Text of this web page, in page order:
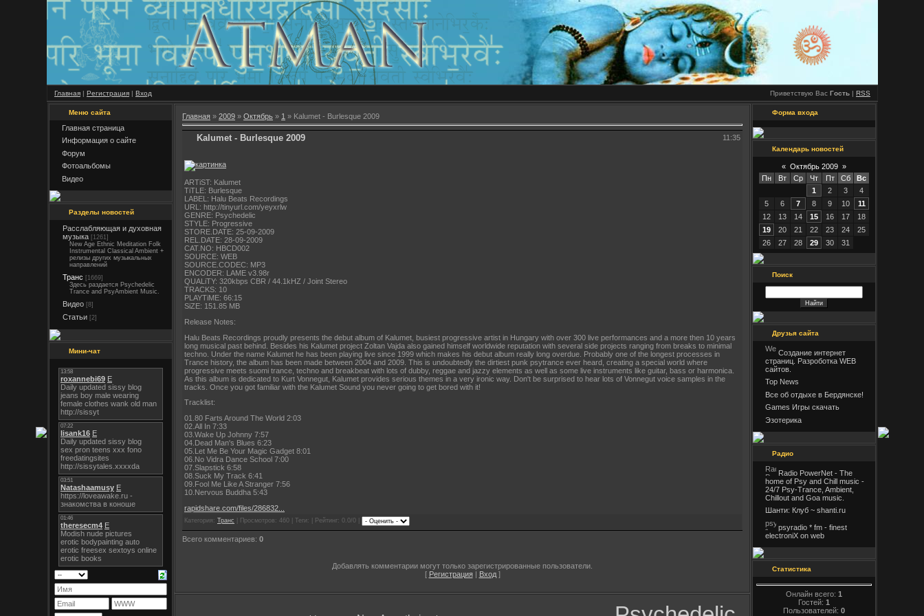
Главная | Регистрация | Вход Приветствую Вас Гость | RSS
Меню сайта
Главная страница
Информация о сайте
Форум
Фотоальбомы
Видео
Разделы новостей
Расслабляющая и духовная
музыка [1261]
New Age Ethnic Meditation Folk
Instrumental Classical Ambient +
релизы других музыкальных
направлений
Транс [1669]
Здесь раздается Psychedelic
Trance and PsyAmbient Music.
Видео [8]
Статьи [2]
Мини-чат
Главная » 2009 » Октябрь » 1 » Kalumet - Burlesque 2009
Kalumet - Burlesque 2009 11:35
ARTiST: Kalumet
TiTLE: Burlesque
LABEL: Halu Beats Recordings
URL: http://tinyurl.com/yeyxrlw
GENRE: Psychedelic
STYLE: Progressive
STORE.DATE: 25-09-2009
REL.DATE: 28-09-2009
CAT.NO: HBCD002
SOURCE: WEB
SOURCE.CODEC: MP3
ENCODER: LAME v3.98r
QUALiTY: 320kbps CBR / 44.1kHZ / Joint Stereo
TRACKS: 10
PLAYTiME: 66:15
SiZE: 151.85 MB
Release Notes:
Halu Beats Recordings proudly presents the debut album of Kalumet, busiest progressive artist in Hungary with over 300 live performances and a more then 10 years
long musical past behind. Besides his Kalumet project Zoltan Vajda also gained himself worldwide reputation with several side projects ranging from breaks to minimal
techno. Under the name Kalumet he has been playing live since 1999 which makes his debut album really long overdue. Probably one of the longest processes in
Trance history, the album has been made between 2004 and 2009. This is undoubtedly the dirtiest punk psytrance ever heard, creating a special world where
progressive meets suomi trance, techno and breakbeat with lots of dubby, reggae and jazzy elements as well as some live instruments like guitar, bass or harmonica.
As this album is dedicated to Kurt Vonnegut, Kalumet provides serious themes in a very ironic way. Don't be surprised to hear lots of Vonnegut voice samples in the
tracks. Once you got familiar with the Kalumet Sound you never going to get bored with it!
Tracklist:
01.80 Farts Around The World 2:03
02.All In 7:33
03.Wake Up Johnny 7:57
04.Dead Man's Blues 6:23
05.Let Me Be Your Magic Gadget 8:01
06.No Vidra Dance School 7:00
07.Slapstick 6:58
08.Suck My Track 6:41
09.Fool Me Like A Stranger 7:56
10.Nervous Buddha 5:43
rapidshare.com/files/286832...
Категория: Транс | Просмотров: 460 | Теги: | Рейтинг: 0.0/0 |
Всего комментариев: 0
Добавлять комментарии могут только зарегистрированные пользователи.
[ Регистрация| Вход]
Форма входа
Календарь новостей
« Октябрь 2009 »
Пн
Вт Ср Чт Пт Сб
Вс
1
2 3
4
5
6 7 8 9 10
11
12
13 14 15 16 17
18
19
20 21 22 23 24
25
26
27 28 29 30 31
Поиск
Друзья сайта
Создание интернет
страниц. Разроботка WEB
сайтов.
Top News
Все об отдыхе в Бердянске!
Games Игры скачать
Эзотерика
Радио
Radio PowerNet - The
home of Psy and Chill music -
24/7 Psy-Trance, Ambient,
Chillout and Goa music.
Шанти: Клуб ~ shanti.ru
psyradio * fm - finest
electroniX on web
Статистика
Онлайн всего: 1
Гостей: 1
Пользователей: 0